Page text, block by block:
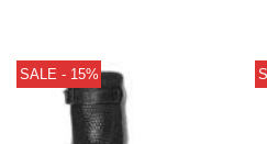
SALE - 15%